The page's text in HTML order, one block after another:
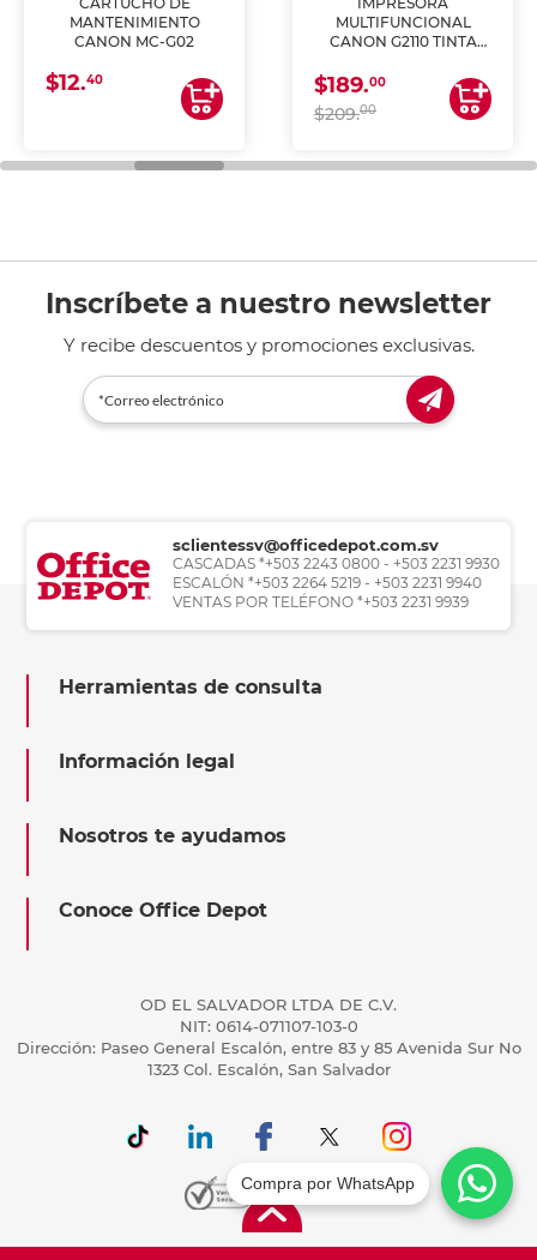
MANTENIMIENTO
CANON MC-G02
$12.40
MULTIFUNCIONAL
CANON G2110 TINTA
$189.00
$209.00
Inscríbete a nuestro newsletter
Y recibe descuentos y promociones exclusivas.
sclientessv@officedepot.com.sv
CASCADAS *+503 2243 0800 - +503 2231 9930
ESCALÓN *+503 2264 5219 - +503 2231 9940
VENTAS POR TELÉFONO *+503 2231 9939
Herramientas de consulta
Información legal
Nosotros te ayudamos
Conoce Office Depot
OD EL SALVADOR LTDA DE C.V.
NIT: 0614-071107-103-0
Dirección: Paseo General Escalón, entre 83 y 85 Avenida Sur No
1323 Col. Escalón, San Salvador
Compra por WhatsApp